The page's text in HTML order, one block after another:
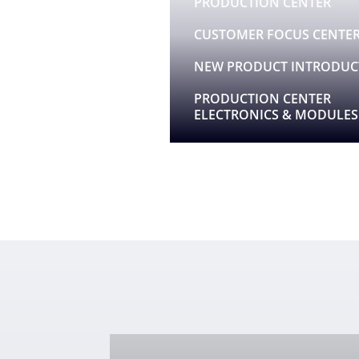
CUSTOMER FOCUS
NEW PRODUCT
PRODUCTION CENTER
ELECTRONICS & MODULES